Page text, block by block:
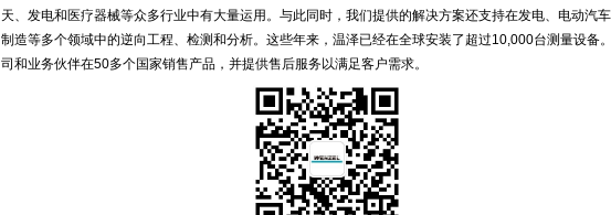
天、发电和医疗器械等众多行业中有大量运用。与此同时，我们提供的解决方案还支持在发电、电动汽
制造等多个领域中的逆向工程、检测和分析。这些年来，温泽已经在全球安装了超过10,000台测量设备
司和业务伙伴在50多个国家销售产品，并提供售后服务以满足客户需求。